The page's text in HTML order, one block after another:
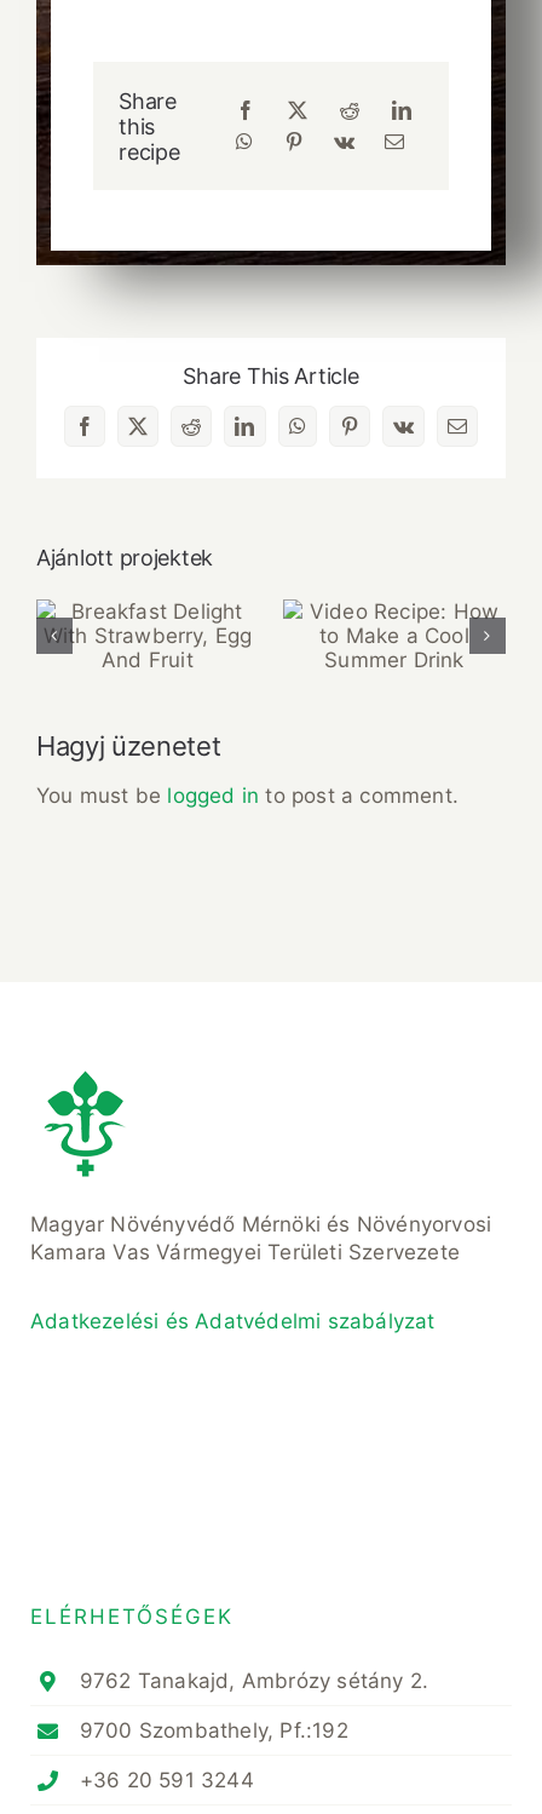
Share
this
recipe
Share This Article
Facebook
X RedditLinkedInWhatsAppPinterest
Vk Email:
Ajánlott projektek
Breakfast Delight
With Strawberry,
Video Recipe:
How to Make a
Cool Summer
Hagyj üzenetet
You must be logged in to post a comment.
Magyar Növényvédő Mérnöki és Növényorvosi
Kamara Vas Vármegyei Területi Szervezete
Adatkezelési és Adatvédelmi szabályzat
ELÉRHETŐSÉGEK
9762 Tanakajd, Ambrózy sétány 2.
9700 Szombathely, Pf.:192
+36 20 591 3244